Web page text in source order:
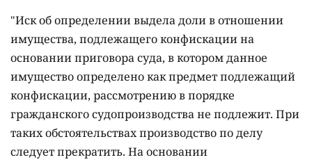
"Иск об определении выдела доли в отношении
имущества, подлежащего конфискации на
основании приговора суда, в котором данное
имущество определено как предмет подлежащий
конфискации, рассмотрению в порядке
гражданского судопроизводства не подлежит. При
таких обстоятельствах производство по делу
следует прекратить. На основании